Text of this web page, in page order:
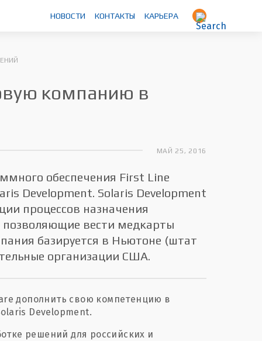
НОВОСТИ КОНТАКТЫ КАРЬЕРА
компанию в
МАЙ 25, 2016
обеспечения First Line
Development. Solaris Development
процессов назначения
позволяющие вести медкарты
базируется в Ньютоне (штат
организации США.
дополнить свою компетенцию в
Development.
решений для российских и